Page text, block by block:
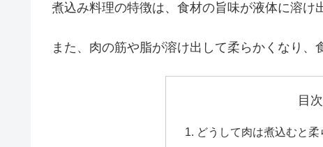
煮込み料理の特徴は、食材の旨味が液体に溶け
また、肉の筋や脂が溶け出して柔らかくなり、
目次
どうして肉は煮込むと柔